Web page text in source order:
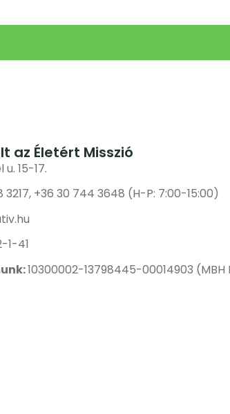
az Életért Misszió
15-17.
+36 30 744 3648 (H-P: 7:00-15:00)
1-41
10300002-13798445-00014903 (MBH